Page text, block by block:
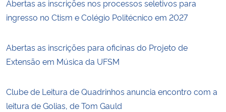
Abertas as inscrições nos processos seletivos para
ingresso no Ctism e Colégio Politécnico em 2027
Abertas as inscrições para oficinas do Projeto de
Extensão em Música da UFSM
Clube de Leitura de Quadrinhos anuncia encontro com a
leitura de Golias, de Tom Gauld